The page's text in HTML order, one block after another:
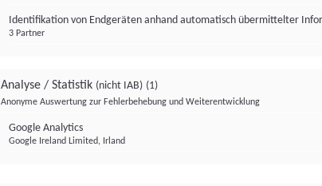
Identifikation von Endgeräten anhand automatisch übermittelter
3 Partner
Analyse / Statistik (nicht IAB) (1)
Anonyme Auswertung zur Fehlerbehebung und Weiterentwicklung
Google Analytics
Google Ireland Limited, Irland